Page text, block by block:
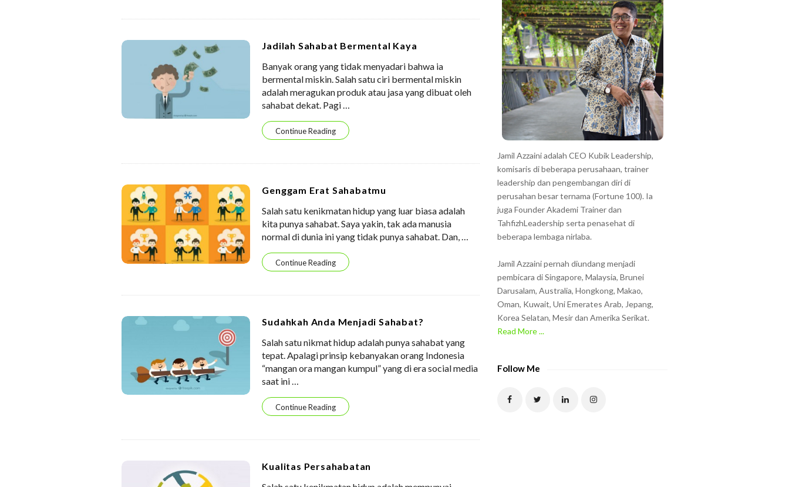
Jadilah Sahabat Bermental Kaya
Banyak orang yang tidak menyadari bahwa ia
bermental miskin. Salah satu ciri bermental miskin
adalah meragukan produk atau jasa yang dibuat oleh
sahabat dekat. Pagi…
Continue Reading
Genggam Erat Sahabatmu
Salah satu kenikmatan hidup yang luar biasa adalah
kita punya sahabat. Saya yakin, tak ada manusia
normal di dunia ini yang tidak punya sahabat. Dan,…
Continue Reading
Sudahkah Anda Menjadi Sahabat?
Salah satu nikmat hidup adalah punya sahabat yang
tepat. Apalagi prinsip kebanyakan orang Indonesia
“mangan ora mangan kumpul” yang di era social media
saat ini…
Continue Reading
Kualitas Persahabatan
Jamil Azzaini adalah CEO Kubik Leadership,
komisaris di beberapa perusahaan, trainer
leadership dan pengembangan diri di
perusahan besar ternama (Fortune 100). Ia
juga Founder Akademi Trainer dan
TahfizhLeadership serta penasehat di
beberapa lembaga nirlaba.
Jamil Azzaini pernah diundang menjadi
pembicara di Singapore, Malaysia, Brunei
Darusalam, Australia, Hongkong, Makao,
Oman, Kuwait, Uni Emerates Arab, Jepang,
Korea Selatan, Mesir dan Amerika Serikat.
Read More ...
Follow Me